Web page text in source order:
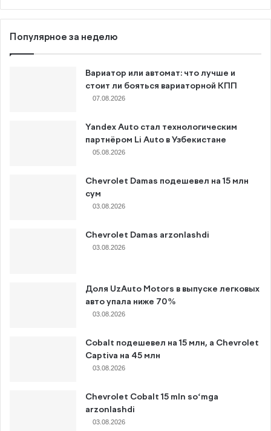
Популярное за неделю
Вариатор или автомат: что лучше и
стоит ли бояться вариаторной КПП
07.08.2026
Yandex Auto стал технологическим
партнёром Li Auto в Узбекистане
05.08.2026
Chevrolet Damas подешевел на 15 млн
сум
03.08.2026
Chevrolet Damas arzonlashdi
03.08.2026
Доля UzAuto Motors в выпуске легковых
авто упала ниже 70%
03.08.2026
Cobalt подешевел на 15 млн, а Chevrolet
Captiva на 45 млн
03.08.2026
Chevrolet Cobalt 15 mln so‘mga
arzonlashdi
03.08.2026